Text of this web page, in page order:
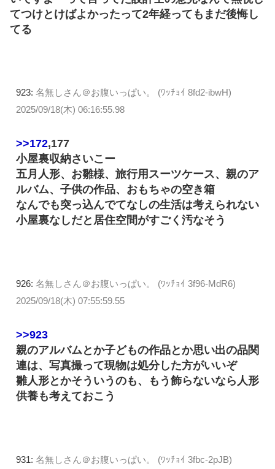
てつけとけばよかったって2年経ってもまだ後悔し
てる
923: 名無しさん＠お腹いっぱい。 (ﾜｯﾁｮｲ 8fd2-ibwH)
2025/09/18(木) 06:16:55.98
>>172,177
小屋裏収納さいこー
五月人形、お雛様、旅行用スーツケース、親のア
ルバム、子供の作品、おもちゃの空き箱
なんでも突っ込んでてなしの生活は考えられない
小屋裏なしだと居住空間がすごく汚なそう
926: 名無しさん＠お腹いっぱい。 (ﾜｯﾁｮｲ 3f96-MdR6)
2025/09/18(木) 07:55:59.55
>>923
親のアルバムとか子どもの作品とか思い出の品関
連は、写真撮って現物は処分した方がいいぞ
雛人形とかそういうのも、もう飾らないなら人形
供養も考えておこう
931: 名無しさん＠お腹いっぱい。 (ﾜｯﾁｮｲ 3fbc-2pJB)